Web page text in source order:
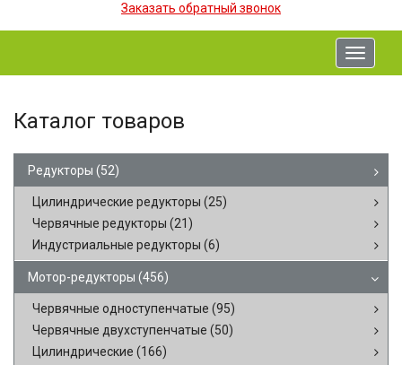
Заказать обратный звонок
Toggle
Каталог товаров
Редукторы (52)
Цилиндрические редукторы (25)
Червячные редукторы (21)
Индустриальные редукторы (6)
Мотор-редукторы (456)
Червячные одноступенчатые (95)
Червячные двухступенчатые (50)
Цилиндрические (166)